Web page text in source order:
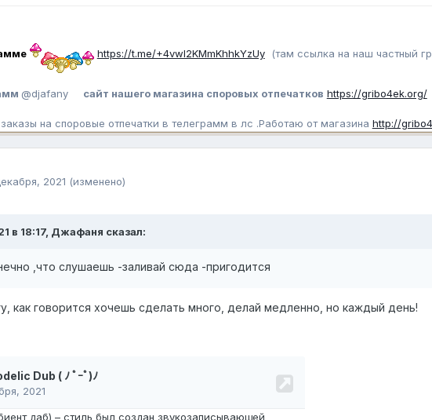
https://t.me/+4vwl2KMmKhhkYzUy(там ссылка на наш частный
@djafany сайт нашего магазина споровых отпечатков https://gribo4ek.org/
на споровые отпечатки в телеграмм в лс .Работаю от магазина http://
2021 (изменено)
в 18:17, Джафаня сказал:
,что слушаешь -заливай сюда -пригодится
как говорится хочешь сделать много, делай медленно, но каждый день!